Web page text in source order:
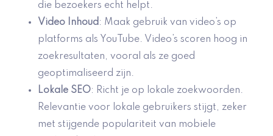
die bezoekers echt helpt.
Video Inhoud: Maak gebruik van video’s op
platforms als YouTube. Video’s scoren hoog in
zoekresultaten, vooral als ze goed
geoptimaliseerd zijn.
Lokale SEO: Richt je op lokale zoekwoorden.
Relevantie voor lokale gebruikers stijgt, zeker
met stijgende populariteit van mobiele